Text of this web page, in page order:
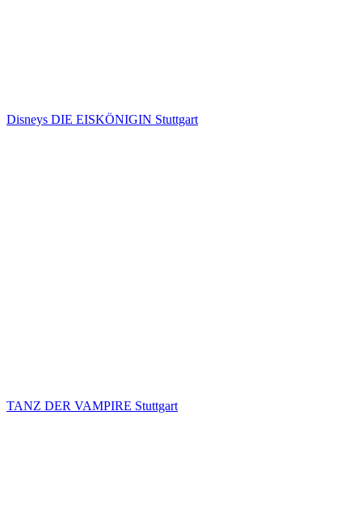
Disneys DIE EISKÖNIGIN Stuttgart
TANZ DER VAMPIRE Stuttgart